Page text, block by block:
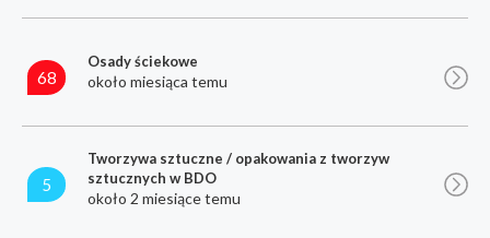
68
Osady ściekowe
około miesiąca temu
5
Tworzywa sztuczne / opakowania z tworzyw
sztucznych w BDO
około 2 miesiące temu